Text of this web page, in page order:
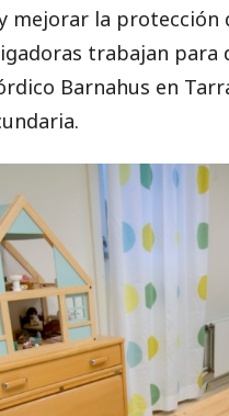
mejorar la protección
trabajan
Barnahus en